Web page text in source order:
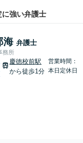
強い弁護士
海 弁護士
務所
慶徳校前駅
から徒歩1分
営業時間：
本日定休日